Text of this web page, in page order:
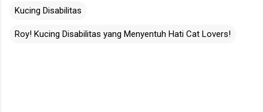
Kucing Disabilitas
Roy! Kucing Disabilitas yang Menyentuh Hati Cat Lovers!